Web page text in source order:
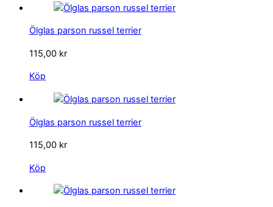
Ölglas parson russel terrier
115,00 kr
Köp
Ölglas parson russel terrier
115,00 kr
Köp